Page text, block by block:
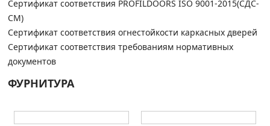
Сертификат соответствия PROFILDOORS ISO 9001-2015(СДС-
СМ)
Сертификат соответствия огнестойкости каркасных дверей
Сертификат соответствия требованиям нормативных
документов
ФУРНИТУРА